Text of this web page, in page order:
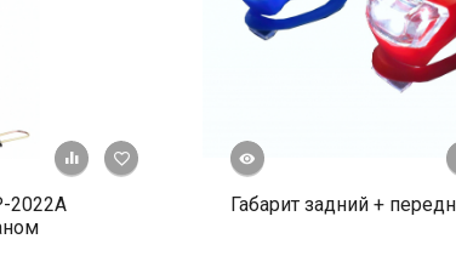
+ К сравнению
В избранное
2022А
Быстрый просмотр
Габарит задний +